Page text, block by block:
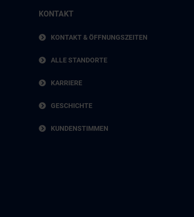
KONTAKT
KONTAKT & ÖFFNUNGSZEITEN
ALLE STANDORTE
KARRIERE
GESCHICHTE
KUNDENSTIMMEN